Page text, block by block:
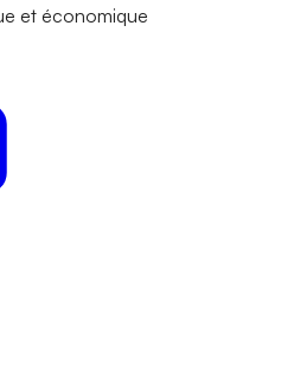
et économique